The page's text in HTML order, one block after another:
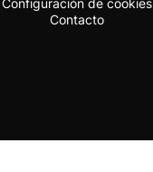
Configuración de cookies
Contacto